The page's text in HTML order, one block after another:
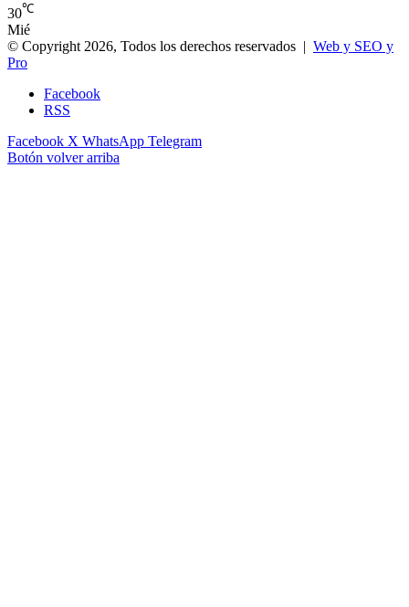
30℃
Mié
© Copyright 2026, Todos los derechos reservados | Web y SEO y
Pro
Facebook
RSS
Facebook X WhatsApp Telegram
Botón volver arriba